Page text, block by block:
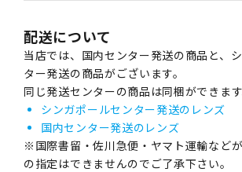
配送について
当店では、国内センター発送の商品と、
ター発送の商品がございます。
同じ発送センターの商品は同梱ができます
シンガポールセンター発送のレンズ
国内センター発送のレンズ
※国際書留・佐川急便・ヤマト運輸など
の指定はできませんのでご了承下さい。